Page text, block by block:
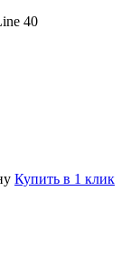
40
Купить в 1 клик